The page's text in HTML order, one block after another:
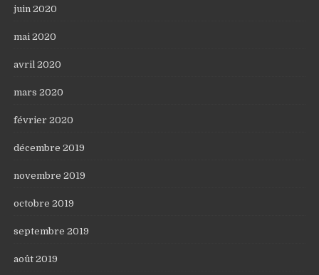
juin 2020
mai 2020
avril 2020
mars 2020
février 2020
décembre 2019
novembre 2019
octobre 2019
septembre 2019
août 2019